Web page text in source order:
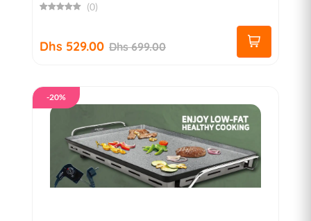
(0)
Dhs 529.00 Dhs 699.00
-20%